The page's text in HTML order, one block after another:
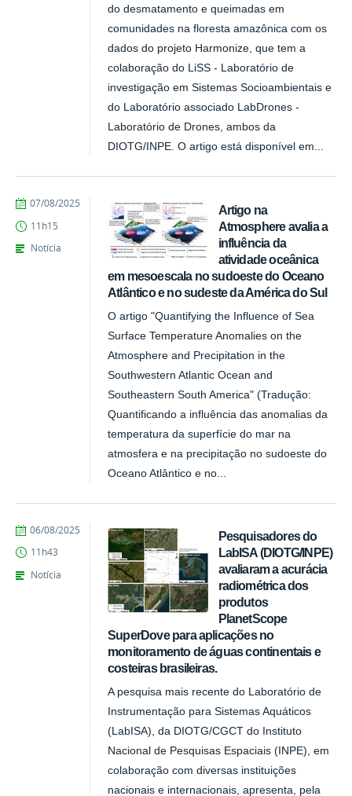
do desmatamento e queimadas em
comunidades na floresta amazônica com os
dados do projeto Harmonize, que tem a
colaboração do LiSS - Laboratório de
investigação em Sistemas Socioambientais e
do Laboratório associado LabDrones -
Laboratório de Drones, ambos da
DIOTG/INPE. O artigo está disponível em...
Artigo na
Atmosphere avalia a
influência da
atividade oceânica
em mesoescala no sudoeste do Oceano
Atlântico e no sudeste da América do Sul
O artigo "Quantifying the Influence of Sea
Surface Temperature Anomalies on the
Atmosphere and Precipitation in the
Southwestern Atlantic Ocean and
Southeastern South America" (Tradução:
Quantificando a influência das anomalias da
temperatura da superfície do mar na
atmosfera e na precipitação no sudoeste do
Oceano Atlântico e no...
publicado
07/08/2025
11h15
Notícia
Pesquisadores do
LabISA (DIOTG/INPE)
avaliaram a acurácia
radiométrica dos
produtos
PlanetScope
SuperDove para aplicações no
monitoramento de águas continentais e
costeiras brasileiras.
A pesquisa mais recente do Laboratório de
Instrumentação para Sistemas Aquáticos
(LabISA), da DIOTG/CGCT do Instituto
Nacional de Pesquisas Espaciais (INPE), em
colaboração com diversas instituições
nacionais e internacionais, apresenta, pela
publicado
06/08/2025
11h43
Notícia